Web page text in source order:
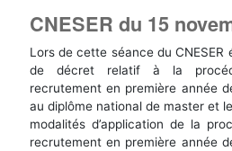
CNESER du 15
Lors de cette séance du
de décret relatif à la
recrutement en première année
au diplôme national de master et
modalités d’application de la
recrutement en première année